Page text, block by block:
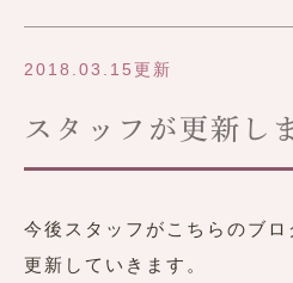
2018.03.15更新
スタッフが更新し
今後スタッフがこちらのブ
更新していきます。